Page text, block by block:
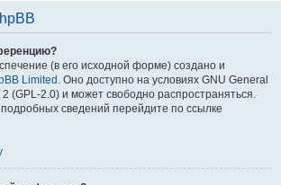
(в его исходной форме) создано и
Limited . Оно доступно на условиях GNU General
(GPL-2.0) и может свободно распространяться.
сведений перейдите по ссылке